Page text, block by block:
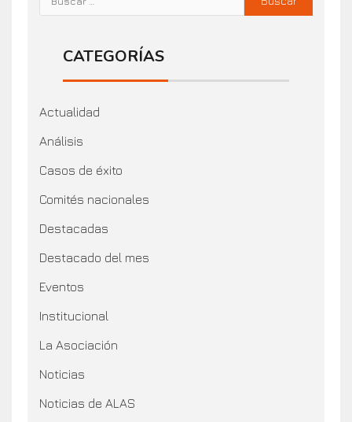
CATEGORÍAS
Actualidad
Análisis
Casos de éxito
Comités nacionales
Destacadas
Destacado del mes
Eventos
Institucional
La Asociación
Noticias
Noticias de ALAS